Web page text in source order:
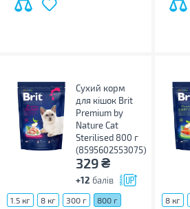
Сухий корм
для кішок Brit
Premium by
Nature Cat
Sterilised 800 г
(8595602553075)
329₴
+12 балів
1.5 кг 8 кг 300 г 800 г 8 кг